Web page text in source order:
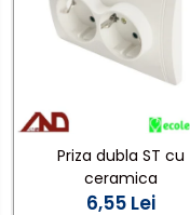
Priza dubla ST cu
ceramica
6,55 Lei